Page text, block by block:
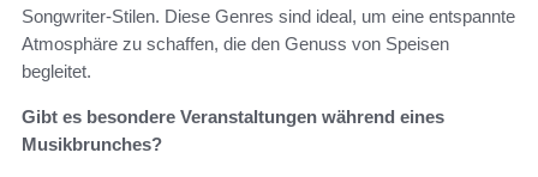
Songwriter-Stilen. Diese Genres sind ideal, um eine entspannte
Atmosphäre zu schaffen, die den Genuss von Speisen
begleitet.
Gibt es besondere Veranstaltungen während eines
Musikbrunches?